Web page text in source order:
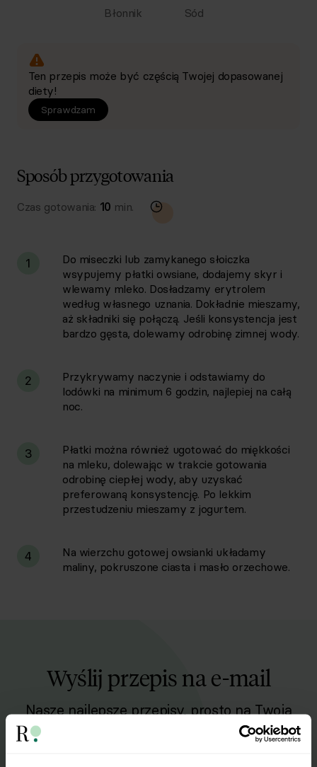
Błonnik Sód
Ten przepis może być częścią Twojej dopasowanej
diety!
Sprawdzam
Sposób przygotowania
Czas gotowania: 10 min.
1
Do miseczki lub zamykanego słoiczka
wsypujemy płatki owsiane, dodajemy skyr i
wlewamy mleko. Dosładzamy erytrolem
według własnego uznania. Dokładnie mieszamy,
aż składniki się połączą. Jeśli konsystencja jest
bardzo gęsta, dolewamy odrobinę zimnej wody.
2
Przykrywamy naczynie i odstawiamy do
lodówki na minimum 6 godzin, najlepiej na całą
noc.
3
Płatki można również ugotować do miękkości
na mleku, dolewając w trakcie gotowania
odrobinę ciepłej wody, aby uzyskać
preferowaną konsystencję. Po lekkim
przestudzeniu mieszamy z jogurtem.
4
Na wierzchu gotowej owsianki układamy
maliny, pokruszone ciasta i masło orzechowe.
Wyślij przepis na e-mail
Nasze najlepsze przepisy, prosto na Twoja